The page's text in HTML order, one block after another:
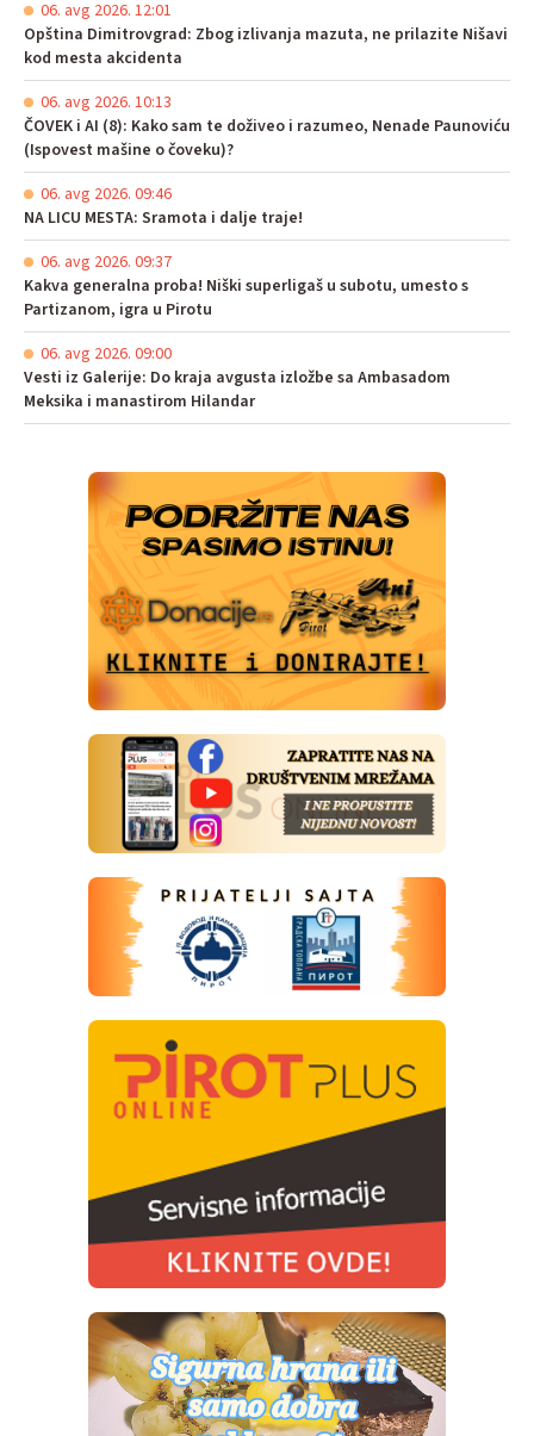
06. avg 2026. 12:01
Opština Dimitrovgrad: Zbog izlivanja mazuta, ne prilazite Nišavi
kod mesta akcidenta
06. avg 2026. 10:13
ČOVEK i AI (8): Kako sam te doživeo i razumeo, Nenade Paunoviću
(Ispovest mašine o čoveku)?
06. avg 2026. 09:46
NA LICU MESTA: Sramota i dalje traje!
06. avg 2026. 09:37
Kakva generalna proba! Niški superligaš u subotu, umesto s
Partizanom, igra u Pirotu
06. avg 2026. 09:00
Vesti iz Galerije: Do kraja avgusta izložbe sa Ambasadom
Meksika i manastirom Hilandar